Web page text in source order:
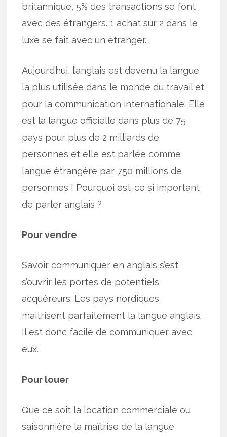
britannique, 5% des transactions se font
avec des étrangers. 1 achat sur 2 dans le
luxe se fait avec un étranger.
Aujourd’hui, l’anglais est devenu la langue
la plus utilisée dans le monde du travail et
pour la communication internationale. Elle
est la langue officielle dans plus de 75
pays pour plus de 2 milliards de
personnes et elle est parlée comme
langue étrangère par 750 millions de
personnes ! Pourquoi est-ce si important
de parler anglais ?
Pour vendre
Savoir communiquer en anglais s’est
s’ouvrir les portes de potentiels
acquéreurs. Les pays nordiques
maitrisent parfaitement la langue anglais.
Il est donc facile de communiquer avec
eux.
Pour louer
Que ce soit la location commerciale ou
saisonnière la maîtrise de la langue